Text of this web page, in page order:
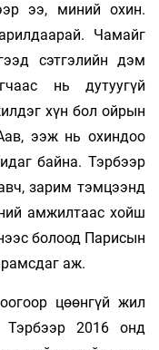
ээ, миний охин.
Чамайг
сэтгэлийн дэм
нь дутуугүй
хүн бол ойрын
ээж нь охиндоо
байна. Тэрбээр
зарим тэмцээнд
амжилтаас хойш
болоод Парисын
аж.
цөөнгүй жил
Тэрбээр 2016 онд